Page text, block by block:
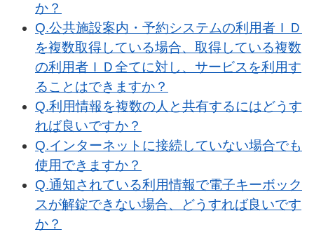
か？​
Q.公共施設案内・予約システムの利用者ＩＤ
を複数取得している場合、取得している複数
の利用者ＩＤ全てに対し、サービスを利用す
ることはできますか？​​
Q.利用情報を複数の人と共有するにはどうす
れば良いですか？​​
Q.インターネットに接続していない場合でも
使用できますか？​
Q.通知されている利用情報で電子キーボック
スが解錠できない場合、どうすれば良いです
か？​​